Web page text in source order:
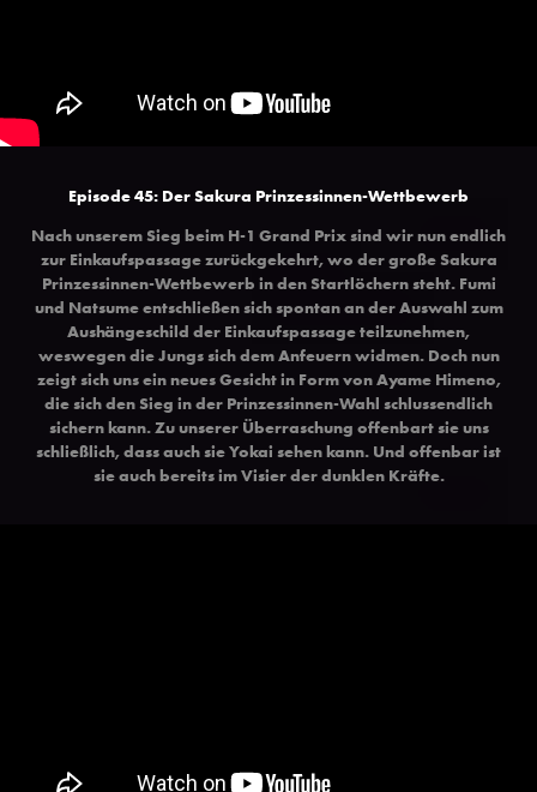
Episode 45: Der Sakura Prinzessinnen-Wettbewerb
Nach unserem Sieg beim H-1 Grand Prix sind wir nun endlich
zur Einkaufspassage zurückgekehrt, wo der große Sakura
Prinzessinnen-Wettbewerb in den Startlöchern steht. Fumi
und Natsume entschließen sich spontan an der Auswahl zum
Aushängeschild der Einkaufspassage teilzunehmen,
weswegen die Jungs sich dem Anfeuern widmen. Doch nun
zeigt sich uns ein neues Gesicht in Form von Ayame Himeno,
die sich den Sieg in der Prinzessinnen-Wahl schlussendlich
sichern kann. Zu unserer Überraschung offenbart sie uns
schließlich, dass auch sie Yokai sehen kann. Und offenbar ist
sie auch bereits im Visier der dunklen Kräfte.